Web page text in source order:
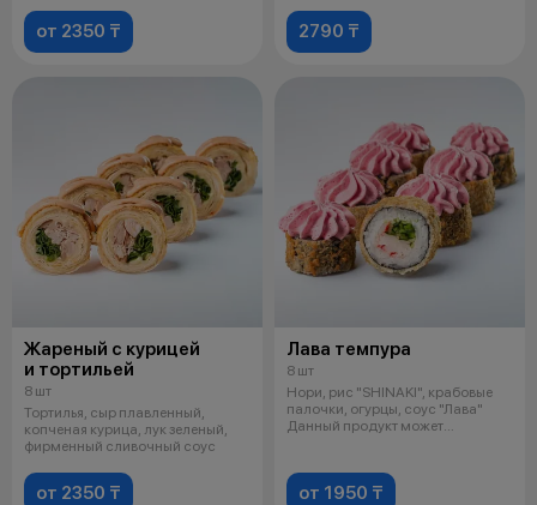
от 2350 ₸ 2790 ₸
Жареный с курицей
и тортильей
8 шт
Тортилья, сыр плавленный,
копченая курица, лук зеленый,
фирменный сливочный соус
от 2350 ₸
Лава темпура
8 шт
Нори, рис "SHINAKI", крабовые
палочки, огурцы, соус "Лава"
Данный продукт может
от 1950 ₸